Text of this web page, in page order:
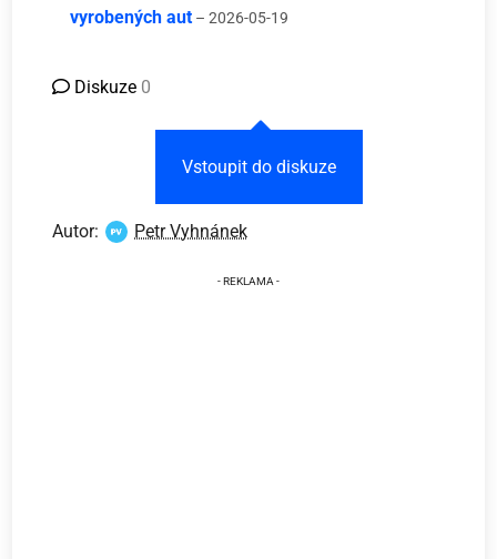
vyrobených aut – 2026-05-19
Diskuze 0
Vstoupit do diskuze
Autor: Petr Vyhnánek